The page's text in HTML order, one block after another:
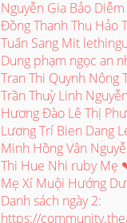
Nguyễn Gia Bảo
Đồng Thanh Thu Hảo
Tuấn Sang Mit
Dung phạm ngọc an
Tran Thi Quynh Nông
Trần Thuỳ Linh
Hương Đào Lê Thị
Lương Trí Bien Dang
Minh Hồng Vân
Thi Hue Nhi ruby Mẹ
Mẹ Xí Muội Hướng
Danh sách ngày 2:
https://